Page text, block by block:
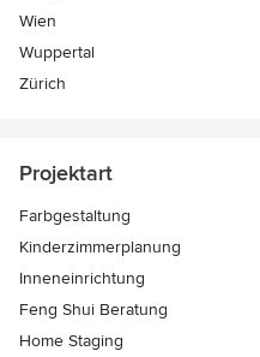
Wien
Wuppertal
Zürich
Projektart
Farbgestaltung
Kinderzimmerplanung
Inneneinrichtung
Feng Shui Beratung
Home Staging